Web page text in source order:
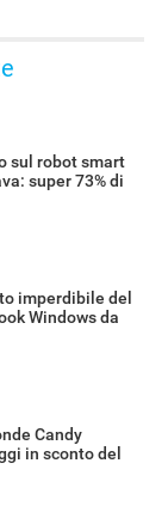
sul robot smart
super 73% di
imperdibile del
Windows da
Candy
in sconto del